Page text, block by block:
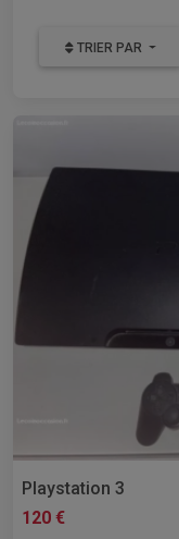
TRIER PAR
Playstation 3
120 €